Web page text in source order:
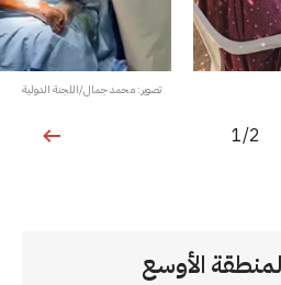
تصوير: محمد جمال/اللجنة الدولية
1 من 2
1/2
الأوسع